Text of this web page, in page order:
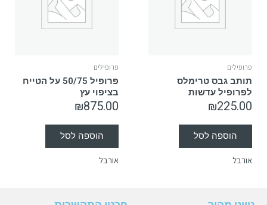
פרופילים
תותב גבס טרימלס
לפרופיל עדשות
₪225.00
הוספה לסל
אורבל
פרופילים
פרופיל 50/75 על הטייח
בציפוי עץ
₪875.00
הוספה לסל
אורבל